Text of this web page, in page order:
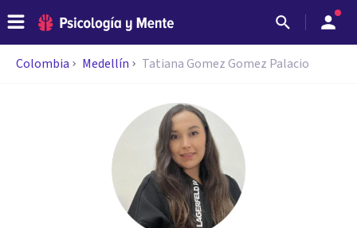
Colombia Medellín Tatiana Gomez Gomez Palacio